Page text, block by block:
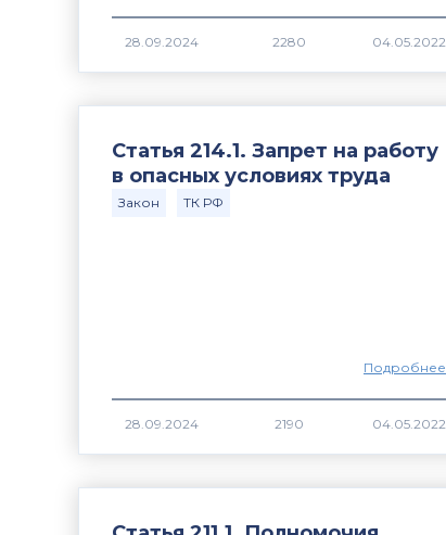
2280
Статья 214.1. Запрет на работу
в опасных условиях труда
Закон ТК РФ
Подробнее
2190